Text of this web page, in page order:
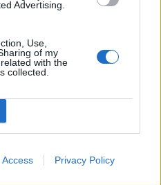
Advertising.
Use,
of my
with the
collected.
Access Privacy Policy
Επιστολή της Επιτρόπου
του Συμβουλίου της
Ευρώπης για
επαναπροωθήσεις